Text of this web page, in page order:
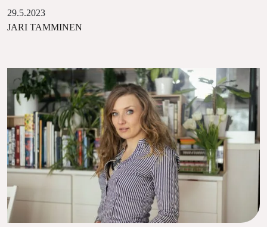
29.5.2023
JARI TAMMINEN